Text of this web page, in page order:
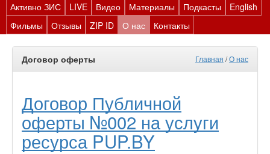
Активно ЗИС
LIVE Видео Материалы Подкасты
English
Фильмы
Отзывы ZIP ID О нас Контакты
Договор оферты Главная /О нас
Договор Публичной
оферты №002 на услуги
ресурса PUP.BY